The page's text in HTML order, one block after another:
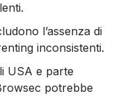
l’assenza di
inconsistenti.
USA e parte
potrebbe